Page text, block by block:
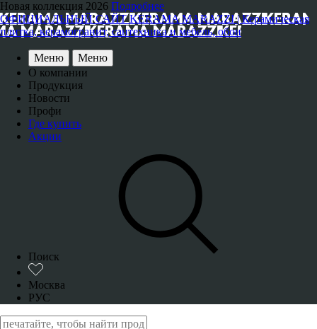
Новая коллекция 2026 Подробнее
ОФИЦИАЛЬНЫЙ САЙТ KERAMA MARAZZI | Керамическая
плитка, керамогранит, сантехника и мебель, обои
Меню
Меню
О компании
Продукция
Новости
Профи
Где купить
Акции
Поиск
Москва
РУС